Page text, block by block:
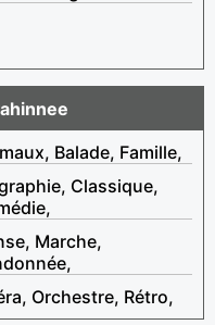
Balade, Famille,
Classique,
Marche,
Orchestre, Rétro,